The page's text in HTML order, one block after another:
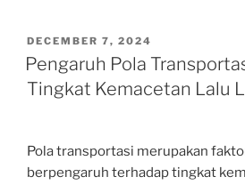
POSTED
ON
DECEMBER 7, 2024
Pengaruh Pola
Tingkat Kemacetan Lalu
Pola transportasi merupakan
berpengaruh terhadap tingkat